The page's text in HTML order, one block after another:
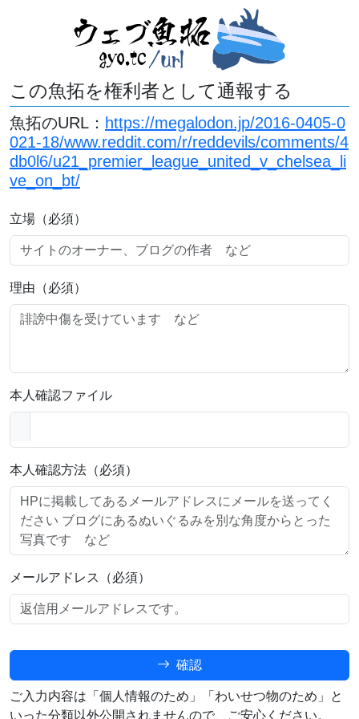
この魚拓を権利者として通報する
魚拓のURL： https://megalodon.jp/2016-0405-0
021-18/www.reddit.com/r/reddevils/comments/4
db0l6/u21_premier_league_united_v_chelsea_li
ve_on_bt/
立場（必須）
理由（必須）
本人確認ファイル
本人確認方法（必須）
メールアドレス（必須）
確認
ご入力内容は「個人情報のため」「わいせつ物のため」と
いった分類以外公開されませんので、ご安心ください。